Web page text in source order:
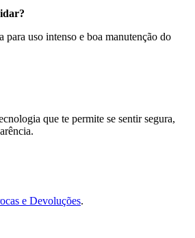
para uso intenso e boa manutenção do
que te permite se sentir segura,
e Devoluções.